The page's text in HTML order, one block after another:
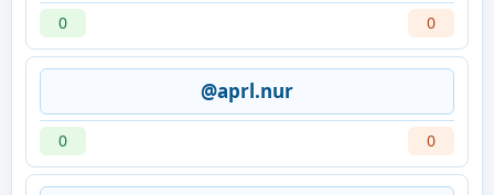
0 0
@aprl.nur
0 0